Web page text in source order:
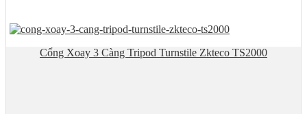
Cổng Xoay 3 Càng Tripod Turnstile Zkteco TS2000